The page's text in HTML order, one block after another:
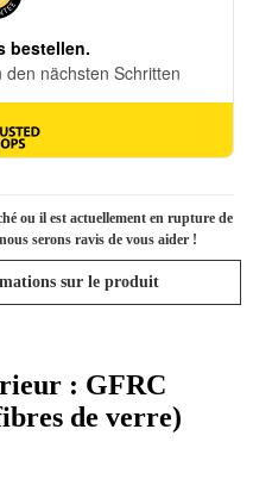
ou il est actuellement en rupture de
serons ravis de vous aider !
sur le produit
: GFRC
de verre)